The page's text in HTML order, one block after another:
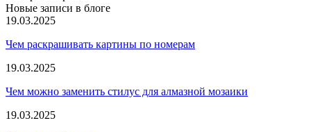
Новые записи в блоге
19.03.2025
Чем раскрашивать картины по номерам
19.03.2025
Чем можно заменить стилус для алмазной мозаики
19.03.2025